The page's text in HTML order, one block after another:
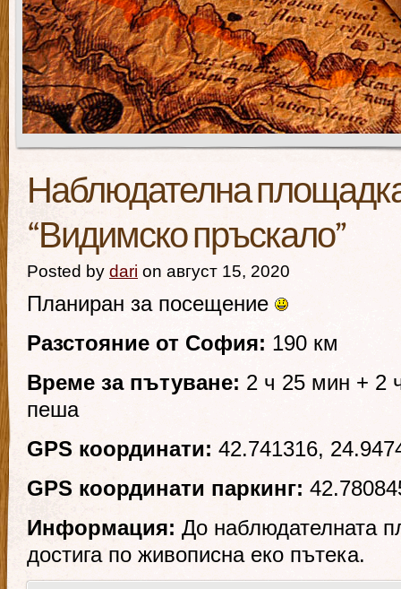
Наблюдателна
“Видимско пръскало”
Posted by dari on август 15, 2020
Планиран за посещение
Разстояние от София: 190 км
Време за пътуване: 2 ч 25 мин + 2
пеша
GPS координати: 42.741316,
GPS координати паркинг:
Информация: До наблюдателната
достига по живописна еко пътека.